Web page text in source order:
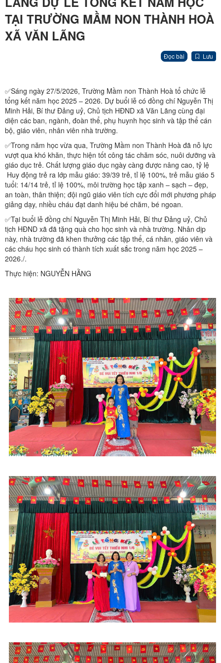
TẠI TRƯỜNG MẦM NON THÀNH HOÀ
XÃ VĂN LÃNG
Đọc bài Lưu
✅Sáng ngày 27/5/2026, Trường Mầm non Thành Hoà tổ chức lễ
tổng kết năm học 2025 – 2026. Dự buổi lễ có đồng chí Nguyễn Thị
Minh Hải, Bí thư Đảng uỷ, Chủ tịch HĐND xã Văn Lãng cùng đại
diện các ban, ngành, đoàn thể, phụ huynh học sinh và tập thể cán
bộ, giáo viên, nhân viên nhà trường.
✅Trong năm học vừa qua, Trường Mầm non Thành Hoà đã nỗ lực
vượt qua khó khăn, thực hiện tốt công tác chăm sóc, nuôi dưỡng và
giáo dục trẻ. Chất lượng giáo dục ngày càng được nâng cao, tỷ lệ
Huy động trẻ ra lớp mẫu giáo: 39/39 trẻ, tỉ lệ 100%, trẻ mẫu giáo 5
tuổi: 14/14 trẻ, tỉ lệ 100%, môi trường học tập xanh – sạch – đẹp,
an toàn, thân thiện; đội ngũ giáo viên tích cực đổi mới phương pháp
giảng dạy, nhiều cháu đạt danh hiệu bé chăm, bé ngoan.
✅Tại buổi lễ đồng chí Nguyễn Thị Minh Hải, Bí thư Đảng uỷ, Chủ
tịch HĐND xã đã tặng quà cho học sinh và nhà trường. Nhân dịp
này, nhà trường đã khen thưởng các tập thể, cá nhân, giáo viên và
các cháu học sinh có thành tích xuất sắc trong năm học 2025 –
2026./.
Thực hiện: NGUYỄN HẰNG